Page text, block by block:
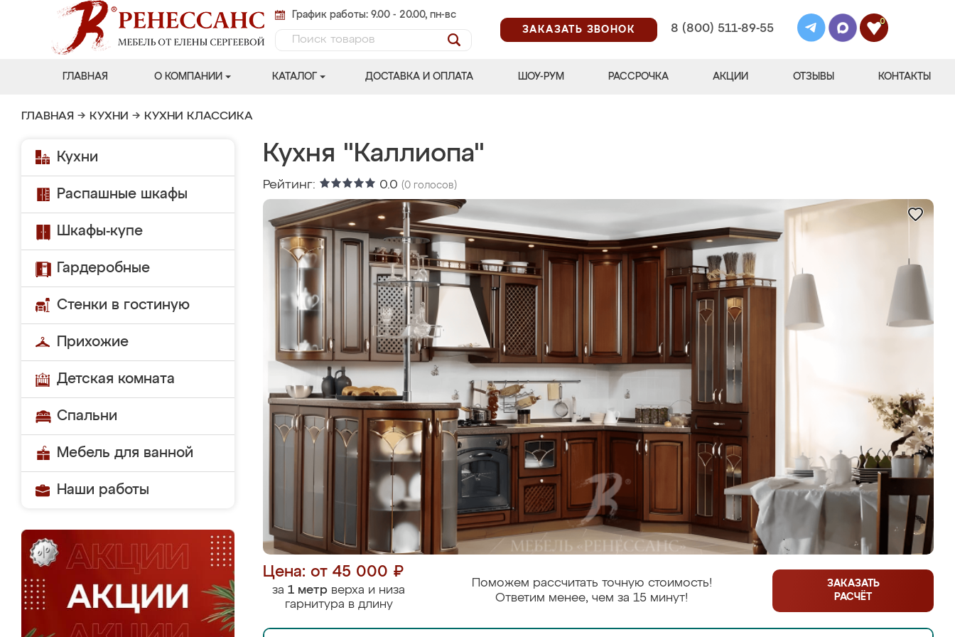
График работы: 9.00 - 20.00, пн-вс
ЗАКАЗАТЬ ЗВОНОК
8 (800) 511-89-55
0
ГЛАВНАЯ О КОМПАНИИ КАТАЛОГ ДОСТАВКА И ОПЛАТА ШОУ-РУМ РАССРОЧКА АКЦИИ ОТЗЫВЫ КОНТАКТЫ
ГЛАВНАЯ → КУХНИ → КУХНИ КЛАССИКА
Кухни
Распашные шкафы
Шкафы-купе
Гардеробные
Стенки в гостиную
Прихожие
Детская комната
Спальни
Мебель для ванной
Наши работы
Кухня "Каллиопа"
Рейтинг: 0.0 (0 голосов)
Цена: от 45 000 ₽
за 1 метр верха и низа
гарнитура в длину
Поможем рассчитать точную стоимость!
Ответим менее, чем за 15 минут!
ЗАКАЗАТЬ
РАСЧЁТ